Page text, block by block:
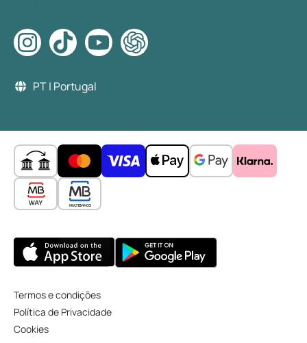
PT | Portugal
Termos e condições
Política de Privacidade
Cookies